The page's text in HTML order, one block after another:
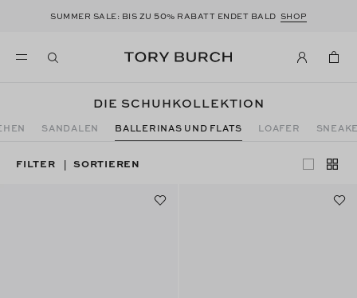
SUMMER SALE: BIS ZU50% RABATT ENDET BALD SHOP
DIE SCHUHKOLLEKTION
SANDALEN BALLERINAS UND FLATS LOAFER
FILTER | SORTIEREN